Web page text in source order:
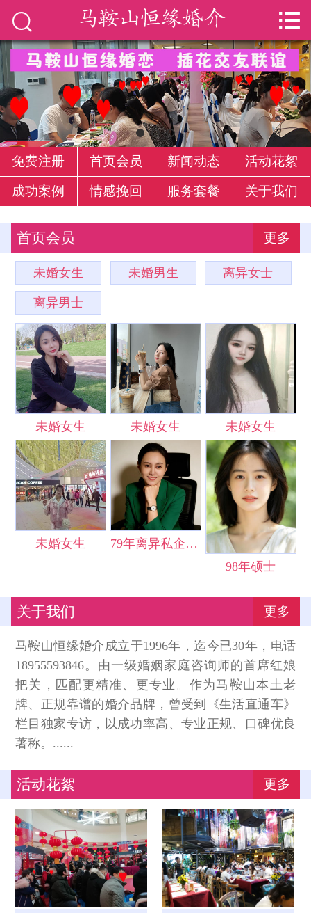

免费注册
首页会员
新闻动态
活动花絮
成功案例
服务套餐


免费注册 首页会员 新闻动态 活动花絮
成功案例 情感挽回 服务套餐 关于我们
首页会员 更多
未婚女生 未婚男生 离异女士
离异男士
未婚女生 未婚女生 未婚女生
未婚女生
79年离异私企女士
98年硕士
关于我们 更多
马鞍山恒缘婚介成立于1996年，迄今已30年，电话
18955593846。由一级婚姻家庭咨询师的首席红娘
把关，匹配更精准、更专业。作为马鞍山本土老
牌、正规靠谱的婚介品牌，曾受到《生活直通车》
栏目独家专访，以成功率高、专业正规、口碑优良
著称。......
活动花絮 更多